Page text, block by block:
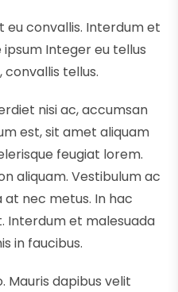
eu convallis. Interdum et
Integer eu tellus
tellus.
nisi ac, accumsan
est, sit amet aliquam
feugiat lorem.
aliquam. Vestibulum ac
nec metus. In hac
Interdum et malesuada
in faucibus.
Mauris dapibus velit